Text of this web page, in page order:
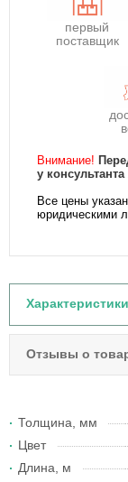
первый
поставщик
Внимание!
у
Все цены
юридическими
Характеристики
Отзывы о
Толщина, мм
Цвет
Длина, м